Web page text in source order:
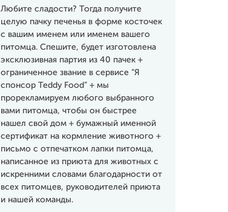
Любите сладости? Тогда получите
целую пачку печенья в форме косточек
с вашим именем или именем вашего
питомца. Спешите, будет изготовлена
эксклюзивная партия из 40 пачек +
ограниченное звание в сервисе “Я
спонсор Teddy Food” + мы
прорекламируем любого выбранного
вами питомца, чтобы он быстрее
нашел свой дом + бумажный именной
сертификат на кормление животного +
письмо с отпечатком лапки питомца,
написанное из приюта для животных с
искренними словами благодарности от
всех питомцев, руководителей приюта
и нашей команды.